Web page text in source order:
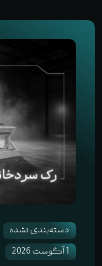
دسته‌بندی نشده
1 آگوست 2026